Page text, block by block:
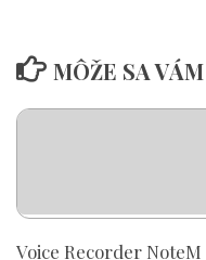
MÔŽE SA
Voice Recorder NoteM